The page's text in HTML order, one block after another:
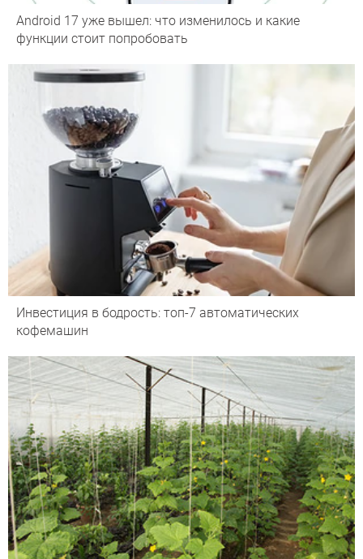
Android 17 уже вышел: что изменилось и какие
функции стоит попробовать
Инвестиция в бодрость: топ-7 автоматических
кофемашин